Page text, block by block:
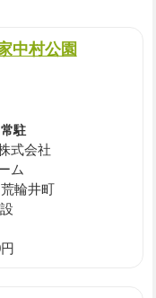
中村公園
駐
式会社
ム
輪井町